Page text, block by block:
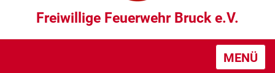
Freiwillige Feuerwehr Bruck e.V.
MENÜ